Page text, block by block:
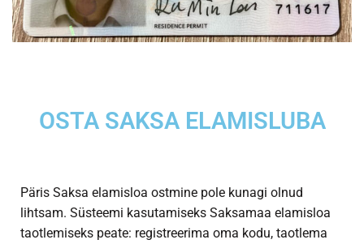
OSTA SAKSA ELAMISLUBA
Päris Saksa elamisloa ostmine pole kunagi olnud
lihtsam. Süsteemi kasutamiseks Saksamaa elamisloa
taotlemiseks peate: registreerima oma kodu, taotlema